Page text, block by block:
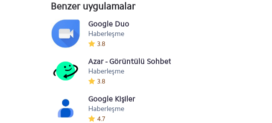
Benzer uygulamalar
Google Duo
Haberleşme
3.8
Azar - Görüntülü Sohbet
Haberleşme
3.8
Google Kişiler
Haberleşme
4.7